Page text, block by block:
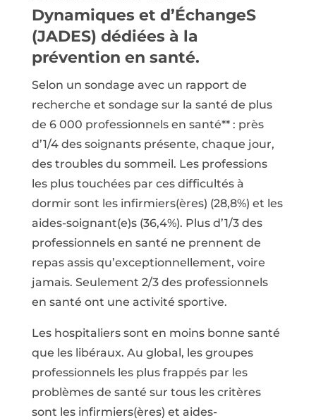
Dynamiques et d’ÉchangeS
(JADES) dédiées à la
prévention en santé.
Selon un sondage avec un rapport de
recherche et sondage sur la santé de plus
de 6 000 professionnels en santé** : près
d’1/4 des soignants présente, chaque jour,
des troubles du sommeil. Les professions
les plus touchées par ces difficultés à
dormir sont les infirmiers(ères) (28,8%) et les
aides-soignant(e)s (36,4%). Plus d’1/3 des
professionnels en santé ne prennent de
repas assis qu’exceptionnellement, voire
jamais. Seulement 2/3 des professionnels
en santé ont une activité sportive.
Les hospitaliers sont en moins bonne santé
que les libéraux. Au global, les groupes
professionnels les plus frappés par les
problèmes de santé sur tous les critères
sont les infirmiers(ères) et aides-